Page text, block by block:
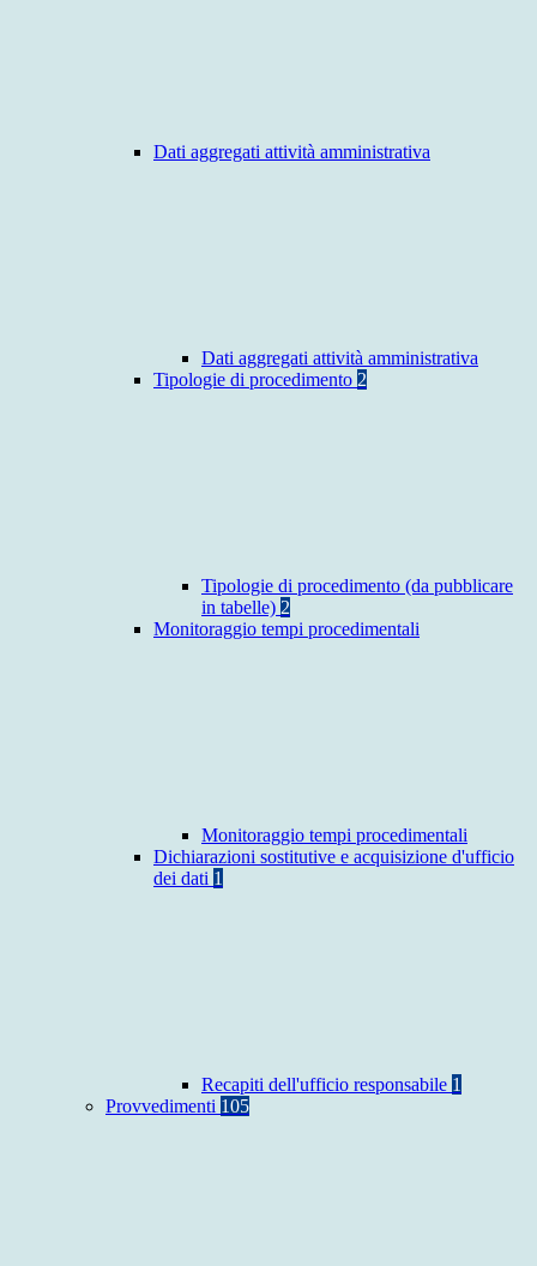
Dati aggregati attività amministrativa
Dati aggregati attività amministrativa
Tipologie di procedimento 2
Tipologie di procedimento (da pubblicare
in tabelle) 2
Monitoraggio tempi procedimentali
Monitoraggio tempi procedimentali
Dichiarazioni sostitutive e acquisizione d'ufficio
dei dati 1
Recapiti dell'ufficio responsabile 1
Provvedimenti 105